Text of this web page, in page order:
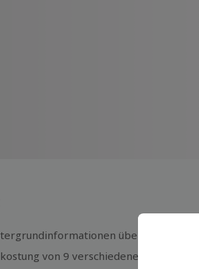
über Gin und
von 9 verschiedenen Premium